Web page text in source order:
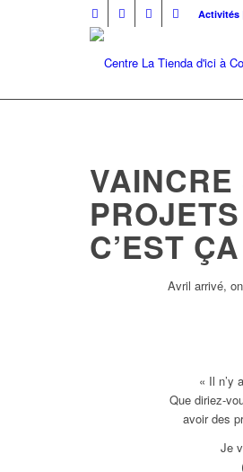
Activités
C’EST
Avril arrivé,
« Il n’y
Que diriez-
avoir des
Je